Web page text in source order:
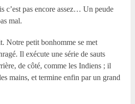
pas encore assez… Un peude
mal.
Notre petit bonhomme se met
Il exécute une série de sauts
de côté, comme les Indiens ; il
mains, et termine enfin par un grand